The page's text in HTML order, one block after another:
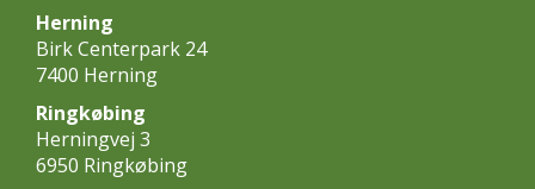
Herning
Birk Centerpark 24
7400 Herning
Ringkøbing
Herningvej 3
6950 Ringkøbing